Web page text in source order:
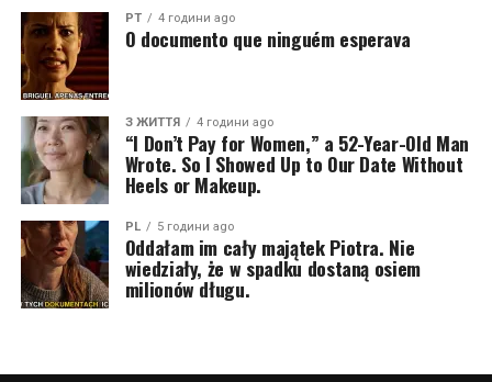
PT 4 години ago
O documento que ninguém esperava
З ЖИТТЯ 4 години ago
“I Don’t Pay for Women,” a 52-Year-Old Man
Wrote. So I Showed Up to Our Date Without
Heels or Makeup.
PL 5 години ago
Oddałam im cały majątek Piotra. Nie
wiedziały, że w spadku dostaną osiem
milionów długu.